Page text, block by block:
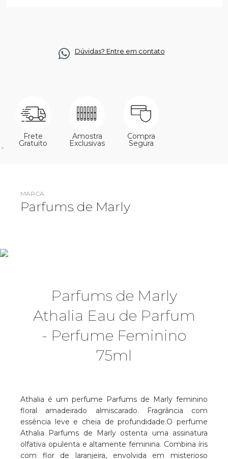
Dúvidas? Entre em contato
Frete
Gratuito
Amostra
Exclusivas
Compra
Segura
´
MARCA
Parfums de Marly
Parfums de Marly
Athalia Eau de Parfum
- Perfume Feminino
75ml
Athalia é um perfume Parfums de Marly feminino
floral amadeirado almiscarado. Fragrância com
essência leve e cheia de profundidade.O perfume
Athalia Parfums de Marly ostenta uma assinatura
olfativa opulenta e altamente feminina. Combina íris
com flor de laranjeira, envolvida em misterioso